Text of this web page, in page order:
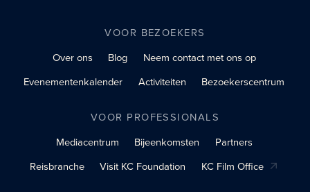
VOOR BEZOEKERS
Over ons
Blog
Neem contact met ons op
Evenementenkalender
Activiteiten Bezoekerscentrum
VOOR PROFESSIONALS
Mediacentrum
Bijeenkomsten
Partners
Reisbranche
Visit KC Foundation KC Film Office